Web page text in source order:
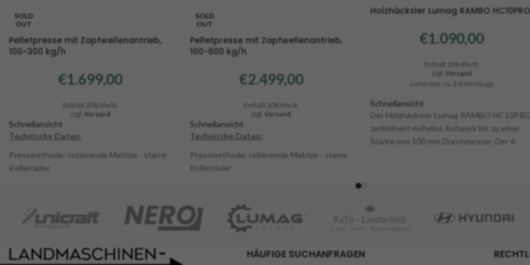
SOLD
OUT
Pelletpresse mit Zapfwellenantrieb,
100-300 kg/h
€1.699,00
Enthält 20% MwSt.
zzgl. Versand
Schnellansicht
Technische Daten:
Pressmethode: rotierende Matrize - starre
Kollerräder
Matrize: Ø 200 mm / Loch-Ø: 6 mm
Abmessungen (LxBxH): 800x450x930 mm
Produktionsmenge: ca. 100-300 kg/h (je
SOLD
OUT
Pelletpresse mit Zapfwellenantrieb,
100-600 kg/h
€2.499,00
Enthält 20% MwSt.
zzgl. Versand
Schnellansicht
Technische Daten:
Pressmethode: rotierende Matrize - starre
Kollerräder
Leistung min.: 22 PS
Matrize: Ø 230 mm / Loch-Ø: 6 mm
Standard
Produktionsmenge: ca. 100-600 kg/h (je
Holzhäcksler Lumag RAMBO HC10PRO
€1.090,00
Enthält 20% MwSt.
zzgl. Versand
Lieferzeit: ca. 3-4 Werktage
Schnellansicht
Der Holzhäcksler Lumag RAMBO HC10PRO
zerkleinert mühelos Astwerk bis zu einer
Stärke von 100 mm Durchmesser. Der 4-
professionelle Duplex-Messertrommel hat
eine enorme Einzugskraft und verarbeitet
HÄUFIGE SUCHANFRAGEN